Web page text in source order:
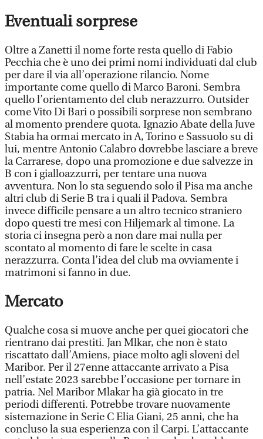
Eventuali sorprese
Oltre a Zanetti il nome forte resta quello di Fabio
Pecchia che è uno dei primi nomi individuati dal club
per dare il via all’operazione rilancio. Nome
importante come quello di Marco Baroni. Sembra
quello l’orientamento del club nerazzurro. Outsider
come Vito Di Bari o possibili sorprese non sembrano
al momento prendere quota. Ignazio Abate della Juve
Stabia ha ormai mercato in A, Torino e Sassuolo su di
lui, mentre Antonio Calabro dovrebbe lasciare a breve
la Carrarese, dopo una promozione e due salvezze in
B con i gialloazzurri, per tentare una nuova
avventura. Non lo sta seguendo solo il Pisa ma anche
altri club di Serie B tra i quali il Padova. Sembra
invece difficile pensare a un altro tecnico straniero
dopo questi tre mesi con Hiljemark al timone. La
storia ci insegna però a non dare mai nulla per
scontato al momento di fare le scelte in casa
nerazzurra. Conta l’idea del club ma ovviamente i
matrimoni si fanno in due.
Mercato
Qualche cosa si muove anche per quei giocatori che
rientrano dai prestiti. Jan Mlkar, che non è stato
riscattato dall’Amiens, piace molto agli sloveni del
Maribor. Per il 27enne attaccante arrivato a Pisa
nell’estate 2023 sarebbe l’occasione per tornare in
patria. Nel Maribor Mlakar ha già giocato in tre
periodi differenti. Potrebbe trovare nuovamente
sistemazione in Serie C Elia Giani, 25 anni, che ha
concluso la sua esperienza con il Carpi. L’attaccante